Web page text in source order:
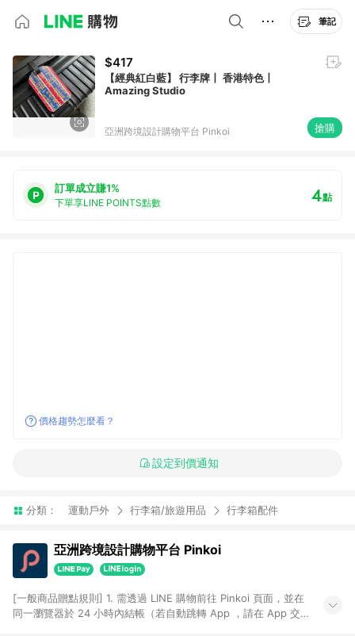
筆記
$417
【經典紅白藍】 行李牌丨 香港特色丨
Amazing Studio
亞洲跨境設計購物平台 Pinkoi 搶購
訂單成立賺1%
下單享LINE POINTS點數 4點
價格趨勢怎麼看？
設定到價通知
分類： 運動戶外 行李箱/旅遊用品 行李箱配件
亞洲跨境設計購物平台 Pinkoi
[一般商品贈點規則] 1. 需透過 LINE 購物前往 Pinkoi 頁面，並在
同一瀏覽器於 24 小時內結帳（若自動跳轉 App ，請在 App 交